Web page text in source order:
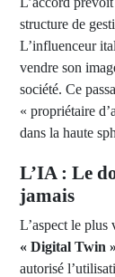
structure de
L’influenceur
vendre son
société. Ce
« propriétaire
dans la haute
L’IA : Le
jamais
L’aspect le plus
« Digital Twin
autorisé